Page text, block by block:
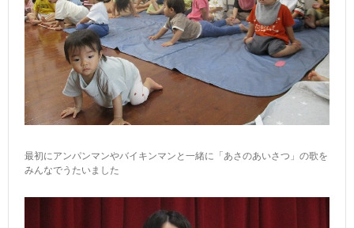
最初にアンパンマンやバイキンマンと一緒に「あさのあいさつ」の歌を
みんなでうたいました